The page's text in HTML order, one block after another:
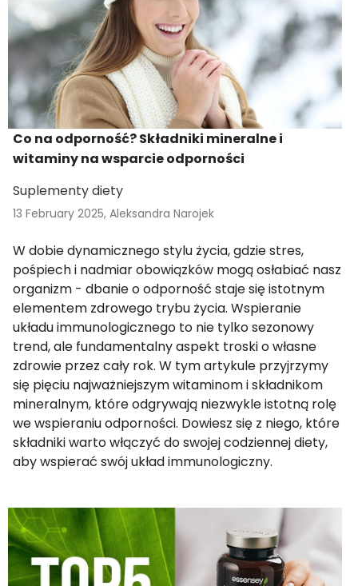
Co na odporność? Składniki mineralne i
witaminy na wsparcie odporności
Suplementy diety
13 February 2025, Aleksandra Narojek
W dobie dynamicznego stylu życia, gdzie stres,
pośpiech i nadmiar obowiązków mogą osłabiać nasz
organizm - dbanie o odporność staje się istotnym
elementem zdrowego trybu życia. Wspieranie
układu immunologicznego to nie tylko sezonowy
trend, ale fundamentalny aspekt troski o własne
zdrowie przez cały rok. W tym artykule przyjrzymy
się pięciu najważniejszym witaminom i składnikom
mineralnym, które odgrywają niezwykle istotną rolę
we wspieraniu odporności. Dowiesz się z niego, które
składniki warto włączyć do swojej codziennej diety,
aby wspierać swój układ immunologiczny.